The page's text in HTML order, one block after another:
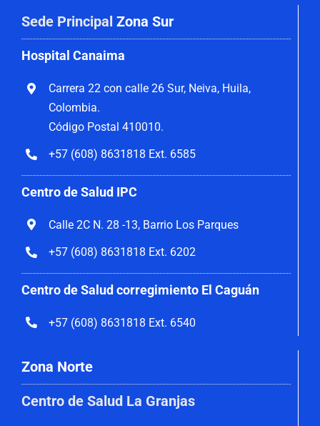
Sede Principal Zona Sur
Hospital Canaima
Carrera 22 con calle 26 Sur, Neiva, Huila,
Colombia.
Código Postal 410010.
+57 (608) 8631818 Ext. 6585
Centro de Salud IPC
Calle 2C N. 28 -13, Barrio Los Parques
+57 (608) 8631818 Ext. 6202
Centro de Salud corregimiento El Caguán
+57 (608) 8631818 Ext. 6540
Zona Norte
Centro de Salud La Granjas